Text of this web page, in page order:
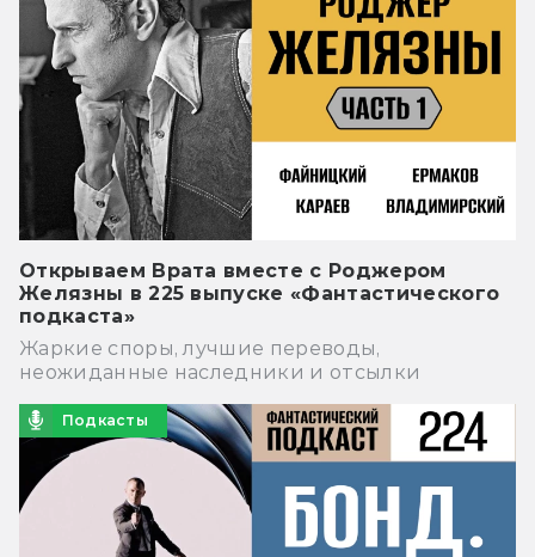
Открываем Врата вместе с Роджером
Желязны в 225 выпуске «Фантастического
подкаста»
Жаркие споры, лучшие переводы,
неожиданные наследники и отсылки
Подкасты